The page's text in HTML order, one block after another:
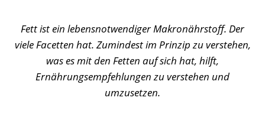
Fett ist ein lebensnotwendiger Makronährstoff. Der
viele Facetten hat. Zumindest im Prinzip zu verstehen,
was es mit den Fetten auf sich hat, hilft,
Ernährungsempfehlungen zu verstehen und
umzusetzen.